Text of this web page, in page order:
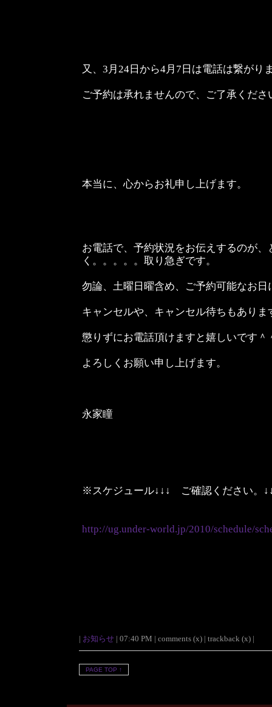
又、3月24日から4月7日は電話は繋がり
ご予約は承れませんので、ご了承くださ
本当に、心からお礼申し上げます。
お電話で、予約状況をお伝えするのが、
く。。。。。取り急ぎです。
勿論、土曜日曜含め、ご予約可能なお日
キャンセルや、キャンセル待ちもありま
懲りずにお電話頂けますと嬉しいです＾
よろしくお願い申し上げます。
永家瞳
※スケジュール↓↓↓ ご確認ください。
http://ug.under-world.jp/2010/schedule/
| お知らせ | 07:40 PM | comments (x) | trackback (x) |
PAGE TOP ↑